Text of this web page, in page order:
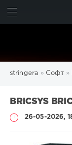
stringera » Софт»
BRICSYS
26-05-2026,